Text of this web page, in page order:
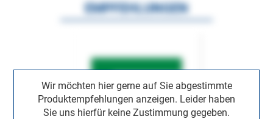
Wir möchten hier gerne auf Sie abgestimmte
Produktempfehlungen anzeigen. Leider haben
Sie uns hierfür keine Zustimmung gegeben.
EMPFEHLUNGEN